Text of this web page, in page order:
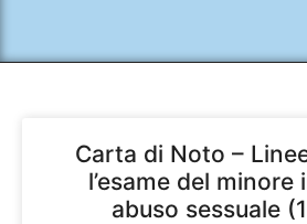
Carta di Noto –
l’esame del minore
abuso sessuale